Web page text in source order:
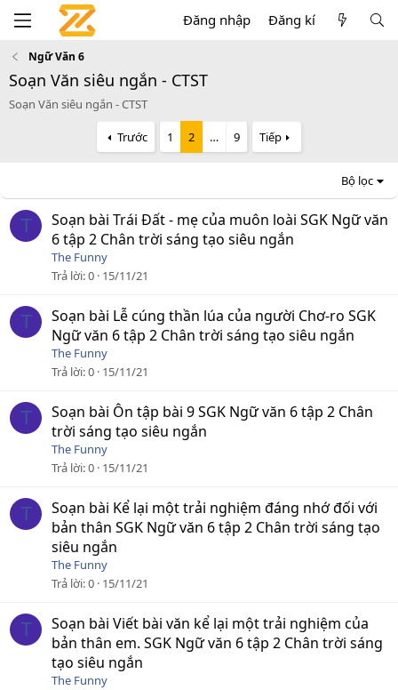
Đăng nhập Đăng kí
Ngữ Văn 6
Soạn Văn siêu ngắn - CTST
Soạn Văn siêu ngắn - CTST
Trước 1 2 … 9 Tiếp
Bộ lọc
T
Soạn bài Trái Đất - mẹ của muôn loài SGK Ngữ văn
6 tập 2 Chân trời sáng tạo siêu ngắn
The Funny
Trả lời 0 15/11/21
T
Soạn bài Lễ cúng thần lúa của người Chơ-ro SGK
Ngữ văn 6 tập 2 Chân trời sáng tạo siêu ngắn
The Funny
Trả lời 0 15/11/21
T
Soạn bài Ôn tập bài 9 SGK Ngữ văn 6 tập 2 Chân
trời sáng tạo siêu ngắn
The Funny
Trả lời 0 15/11/21
T
Soạn bài Kể lại một trải nghiệm đáng nhớ đối với
bản thân SGK Ngữ văn 6 tập 2 Chân trời sáng tạo
siêu ngắn
The Funny
Trả lời 0 15/11/21
T
Soạn bài Viết bài văn kể lại một trải nghiệm của
bản thân em. SGK Ngữ văn 6 tập 2 Chân trời sáng
tạo siêu ngắn
The Funny